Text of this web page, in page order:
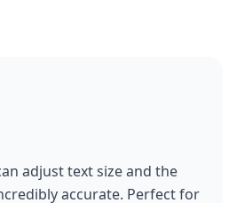
adjust text size and the
accurate. Perfect for